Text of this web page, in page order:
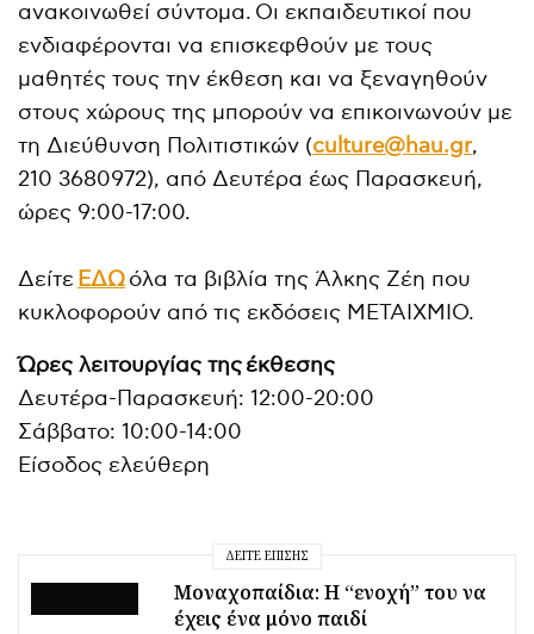
ανακοινωθεί σύντομα. Οι εκπαιδευτικοί που
ενδιαφέρονται να επισκεφθούν με τους
μαθητές τους την έκθεση και να ξεναγηθούν
στους χώρους της μπορούν να επικοινωνούν με
τη Διεύθυνση Πολιτιστικών (culture@hau.gr,
210 3680972), από Δευτέρα έως Παρασκευή,
ώρες 9:00-17:00.
Δείτε ΕΔΩόλα τα βιβλία της Άλκης Ζέη που
κυκλοφορούν από τις εκδόσεις ΜΕΤΑΙΧΜΙΟ.
Ώρες λειτουργίας της έκθεσης
Δευτέρα-Παρασκευή: 12:00-20:00
Σάββατο: 10:00-14:00
Είσοδος ελεύθερη
ΔΕΊΤΕ ΕΠΊΣΗΣ
Μοναχοπαίδια: Η “ενοχή” του να
έχεις ένα μόνο παιδί